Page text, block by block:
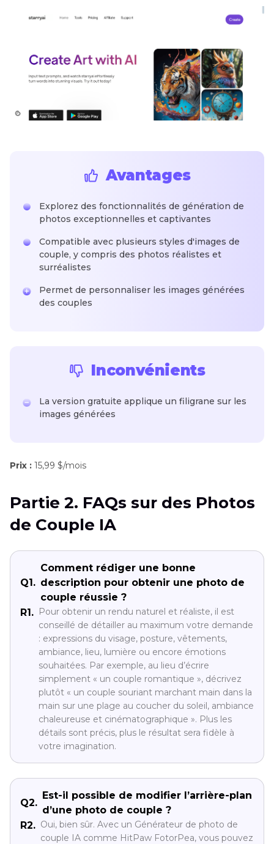
Avantages
Explorez des fonctionnalités de génération de
photos exceptionnelles et captivantes
Compatible avec plusieurs styles d'images de
couple, y compris des photos réalistes et
surréalistes
Permet de personnaliser les images générées
des couples
Inconvénients
La version gratuite applique un filigrane sur les
images générées
Prix : 15,99 $/mois
Partie 2. FAQs sur des Photos
de Couple IA
Q1.
Comment rédiger une bonne
description pour obtenir une photo de
couple réussie ?
R1. Pour obtenir un rendu naturel et réaliste, il est
conseillé de détailler au maximum votre demande
: expressions du visage, posture, vêtements,
ambiance, lieu, lumière ou encore émotions
souhaitées. Par exemple, au lieu d’écrire
simplement « un couple romantique », décrivez
plutôt « un couple souriant marchant main dans la
main sur une plage au coucher du soleil, ambiance
chaleureuse et cinématographique ». Plus les
détails sont précis, plus le résultat sera fidèle à
votre imagination.
Q2.
Est-il possible de modifier l’arrière-plan
d’une photo de couple ?
R2. Oui, bien sûr. Avec un Générateur de photo de
couple IA comme HitPaw FotorPea, vous pouvez